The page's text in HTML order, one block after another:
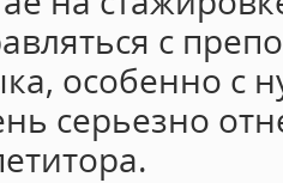
с
особенно с
серьезно